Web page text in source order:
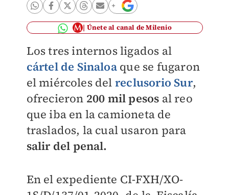
Únete al canal de Milenio
Los tres internos ligados al
cártel de Sinaloaque se fugaron
el miércoles del reclusorio Sur,
ofrecieron 200 mil pesos al reo
que iba en la camioneta de
traslados, la cual usaron para
salir del penal.
En el expediente CI-FXH/XO-